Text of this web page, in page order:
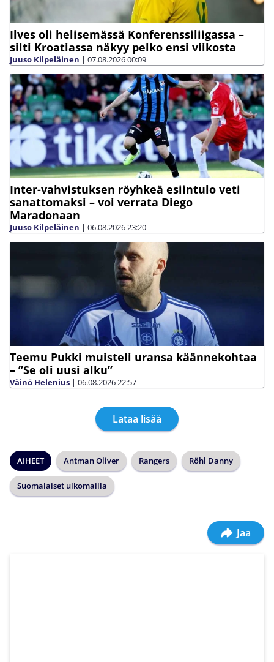
Ilves oli helisemässä Konferenssiliigassa –
silti Kroatiassa näkyy pelko ensi viikosta
Juuso Kilpeläinen | 07.08.202600:09
Inter-vahvistuksen röyhkeä esiintulo veti
sanattomaksi – voi verrata Diego
Maradonaan
Juuso Kilpeläinen | 06.08.202623:20
Teemu Pukki muisteli uransa käännekohtaa
– ”Se oli uusi alku”
Väinö Helenius | 06.08.202622:57
Lataa lisää
AIHEET Antman Oliver Rangers Röhl Danny
Suomalaiset ulkomailla
Jaa